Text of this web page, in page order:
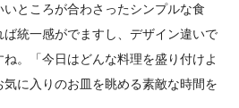
ところが合わさったシンプルな食
統一感がでますし、デザイン違いで
。「今日はどんな料理を盛り付けよ
に入りのお皿を眺める素敵な時間を